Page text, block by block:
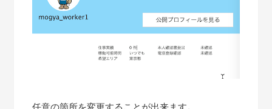
任意の箇所を変更することが出来ます。